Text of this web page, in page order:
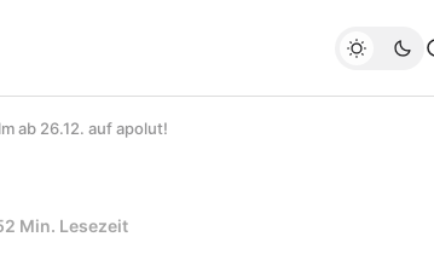
ab 26.12. auf apolut!
2 Min. Lesezeit